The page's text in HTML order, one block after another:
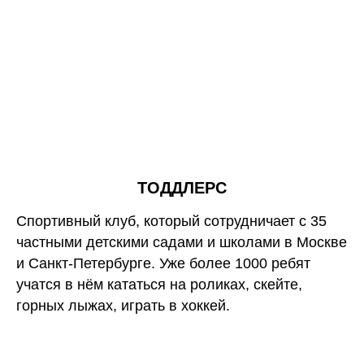
ТОДДЛЕРС
Спортивный клуб, который сотрудничает с 35
частными детскими садами и школами в Москве
и Санкт-Петербурге. Уже более 1000 ребят
учатся в нём кататься на роликах, скейте,
горных лыжах, играть в хоккей.